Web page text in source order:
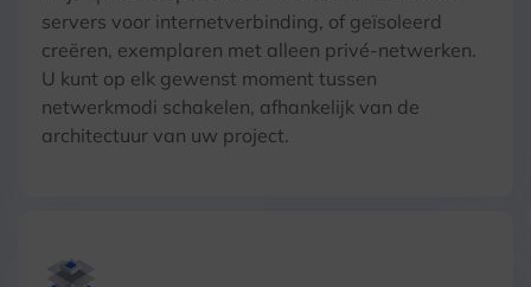
servers voor internetverbinding, of geïsoleerd
creëren, exemplaren met alleen privé-netwerken.
U kunt op elk gewenst moment tussen
netwerkmodi schakelen, afhankelijk van de
architectuur van uw project.